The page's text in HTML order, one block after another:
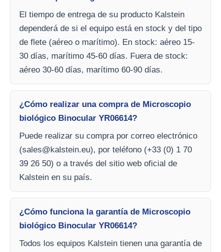
El tiempo de entrega de su producto Kalstein
dependerá de si el equipo está en stock y del tipo
de flete (aéreo o marítimo). En stock: aéreo 15-
30 días, marítimo 45-60 días. Fuera de stock:
aéreo 30-60 días, marítimo 60-90 días.
¿Cómo realizar una compra de Microscopio
biológico Binocular YR06614?
Puede realizar su compra por correo electrónico
(sales@kalstein.eu), por teléfono (+33 (0) 1 70
39 26 50) o a través del sitio web oficial de
Kalstein en su país.
¿Cómo funciona la garantía de Microscopio
biológico Binocular YR06614?
Todos los equipos Kalstein tienen una garantía de